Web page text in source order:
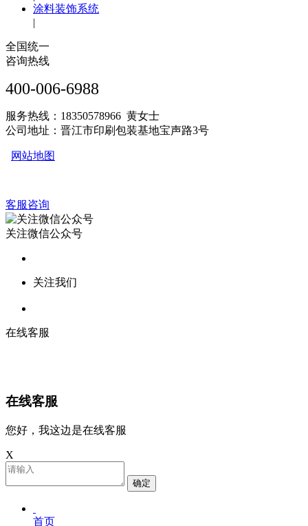
涂料装饰系统
|
全国统一
咨询热线
400-006-6988
服务热线：18350578966 黄女士
公司地址：晋江市印刷包装基地宝声路3号
网站地图
客服咨询
关注微信公众号
关注我们
在线客服
在线客服
您好，我这边是在线客服
X
确定
首页